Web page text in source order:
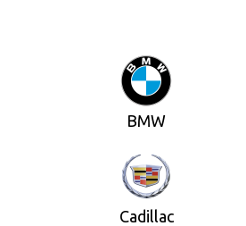
BMW
Cadillac